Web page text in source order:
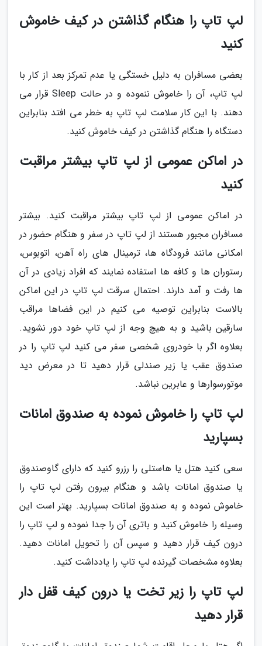
لپ تاپ را هنگام گذاشتن در کیف خاموش
کنید
بعضی مسافران به دلیل خستگی یا عدم تمرکز بعد از کار با
لپ تاپ، آن را خاموش ننموده و در حالت Sleep قرار می
دهند. با این کار سلامت لپ تاپ به خطر می افتد بنابراین
دستگاه را هنگام گذاشتن در کیف خاموش کنید.
در اماکن عمومی از لپ تاپ بیشتر مراقبت
کنید
در اماکن عمومی از لپ تاپ بیشتر مراقبت کنید. بیشتر
مسافران مجبور هستند از لپ تاپ در سفر و هنگام حضور در
امکانی مانند فرودگاه ها، ترمینال های راه آهن، اتوبوس،
رستوران ها و کافه ها استفاده نمایند که افراد زیادی در آن
ها رفت و آمد دارند. احتمال سرقت لپ تاپ در این اماکن
بالاست بنابراین توصیه می کنیم در این فضاها مراقب
سارقین باشید و به هیچ وجه از لپ تاپ خود دور نشوید.
بعلاوه اگر با خودروی شخصی سفر می کنید لپ تاپ را در
صندوق عقب یا زیر صندلی قرار دهید تا در معرض دید
موتورسوارها و عابرین نباشد.
لپ تاپ را خاموش نموده به صندوق امانات
بسپارید
سعی کنید هتل یا هاستلی را رزرو کنید که دارای گاوصندوق
یا صندوق امانات باشد و هنگام بیرون رفتن لپ تاپ را
خاموش نموده و به صندوق امانات بسپارید. بهتر است این
وسیله را خاموش کنید و باتری آن را جدا نموده و لپ تاپ را
درون کیف قرار دهید و سپس آن را تحویل امانات دهید.
بعلاوه مشخصات گیرنده لپ تاپ را یادداشت کنید.
لپ تاپ را زیر تخت یا درون کیف قفل دار
قرار دهید